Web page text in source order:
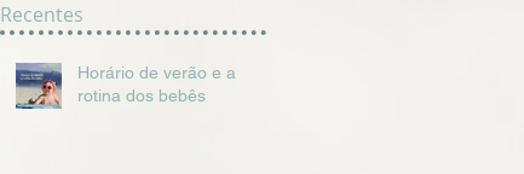
Horário de verão e a
rotina dos bebês
Recentes